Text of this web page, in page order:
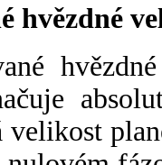
hvězdné
velikost